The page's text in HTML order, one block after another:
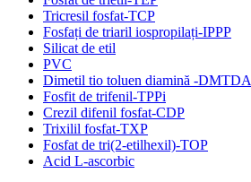
Tricresil fosfat-TCP
Fosfați de triaril iospropilați-IPPP
Silicat de etil
PVC
Dimetil tio toluen diamină -DMTDA
Fosfit de trifenil-TPPi
Crezil difenil fosfat-CDP
Trixilil fosfat-TXP
Fosfat de tri(2-etilhexil)-TOP
Acid L-ascorbic